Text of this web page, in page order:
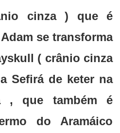
cinza ) que é
se transforma
( crânio cinza
Sefirá de keter na
, que também é
do Aramáico